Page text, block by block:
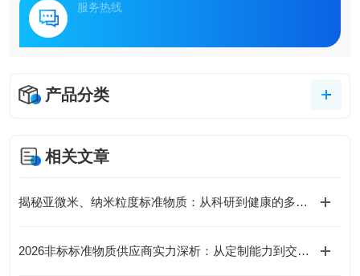
服务热线
产品分类
相关文章
揭秘亚微米、纳米粒度标准物质：从科研到健康的多领域应用
2026非标标准物质供应商实力深析：从定制能力到交付时效，精选北京海岸鸿蒙